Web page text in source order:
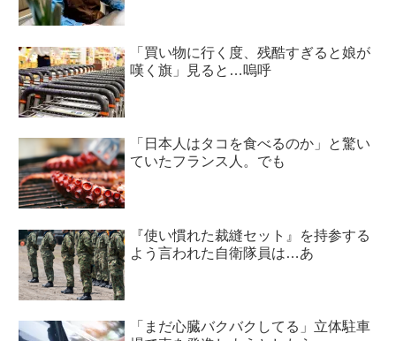
「買い物に行く度、残酷すぎると娘が
嘆く旗」見ると…嗚呼
「日本人はタコを食べるのか」と驚い
ていたフランス人。でも
『使い慣れた裁縫セット』を持参する
よう言われた自衛隊員は…あ
「まだ心臓バクバクしてる」立体駐車